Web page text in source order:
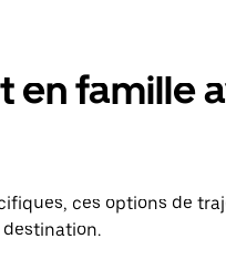
en famille
ces options de